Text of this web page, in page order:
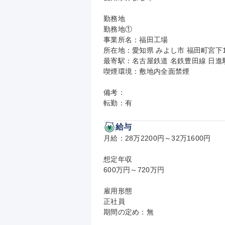
勤務地
勤務地①
事業所名：福田工場
所在地：愛知県 みよし市 福田町宮下
最寄駅：名古屋鉄道 名鉄豊田線 日進
喫煙環境：敷地内全面禁煙
備考：
転勤：有
給与
月給：28万2200円～32万1600円
想定年収
600万円～720万円
雇用形態
正社員
期間の定め：無